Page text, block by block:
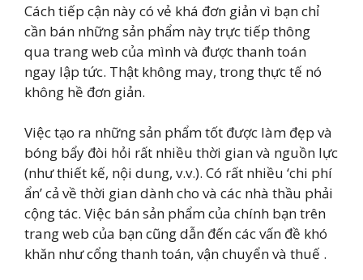
Cách tiếp cận này có vẻ khá đơn giản vì bạn chỉ
cần bán những sản phẩm này trực tiếp thông
qua trang web của mình và được thanh toán
ngay lập tức. Thật không may, trong thực tế nó
không hề đơn giản.
Việc tạo ra những sản phẩm tốt được làm đẹp và
bóng bẩy đòi hỏi rất nhiều thời gian và nguồn lực
(như thiết kế, nội dung, v.v.). Có rất nhiều ‘chi phí
ẩn’ cả về thời gian dành cho và các nhà thầu phải
cộng tác. Việc bán sản phẩm của chính bạn trên
trang web của bạn cũng dẫn đến các vấn đề khó
khăn như cổng thanh toán, vận chuyển và thuế .